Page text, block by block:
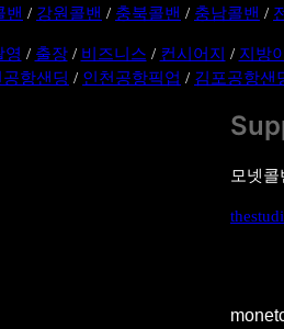
밴 / 강원콜밴 / 충북콜밴 / 충남콜밴 /
영 / 출장/ 비즈니스 / 컨시어지 / 지방
공항샌딩 / 인천공항픽업 / 김포공항샌
모넷